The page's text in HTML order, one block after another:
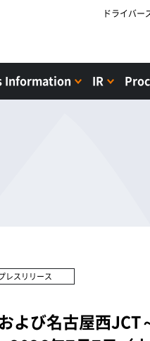
ドライバー
Information IR
レスリリース
よび名古屋西JCT